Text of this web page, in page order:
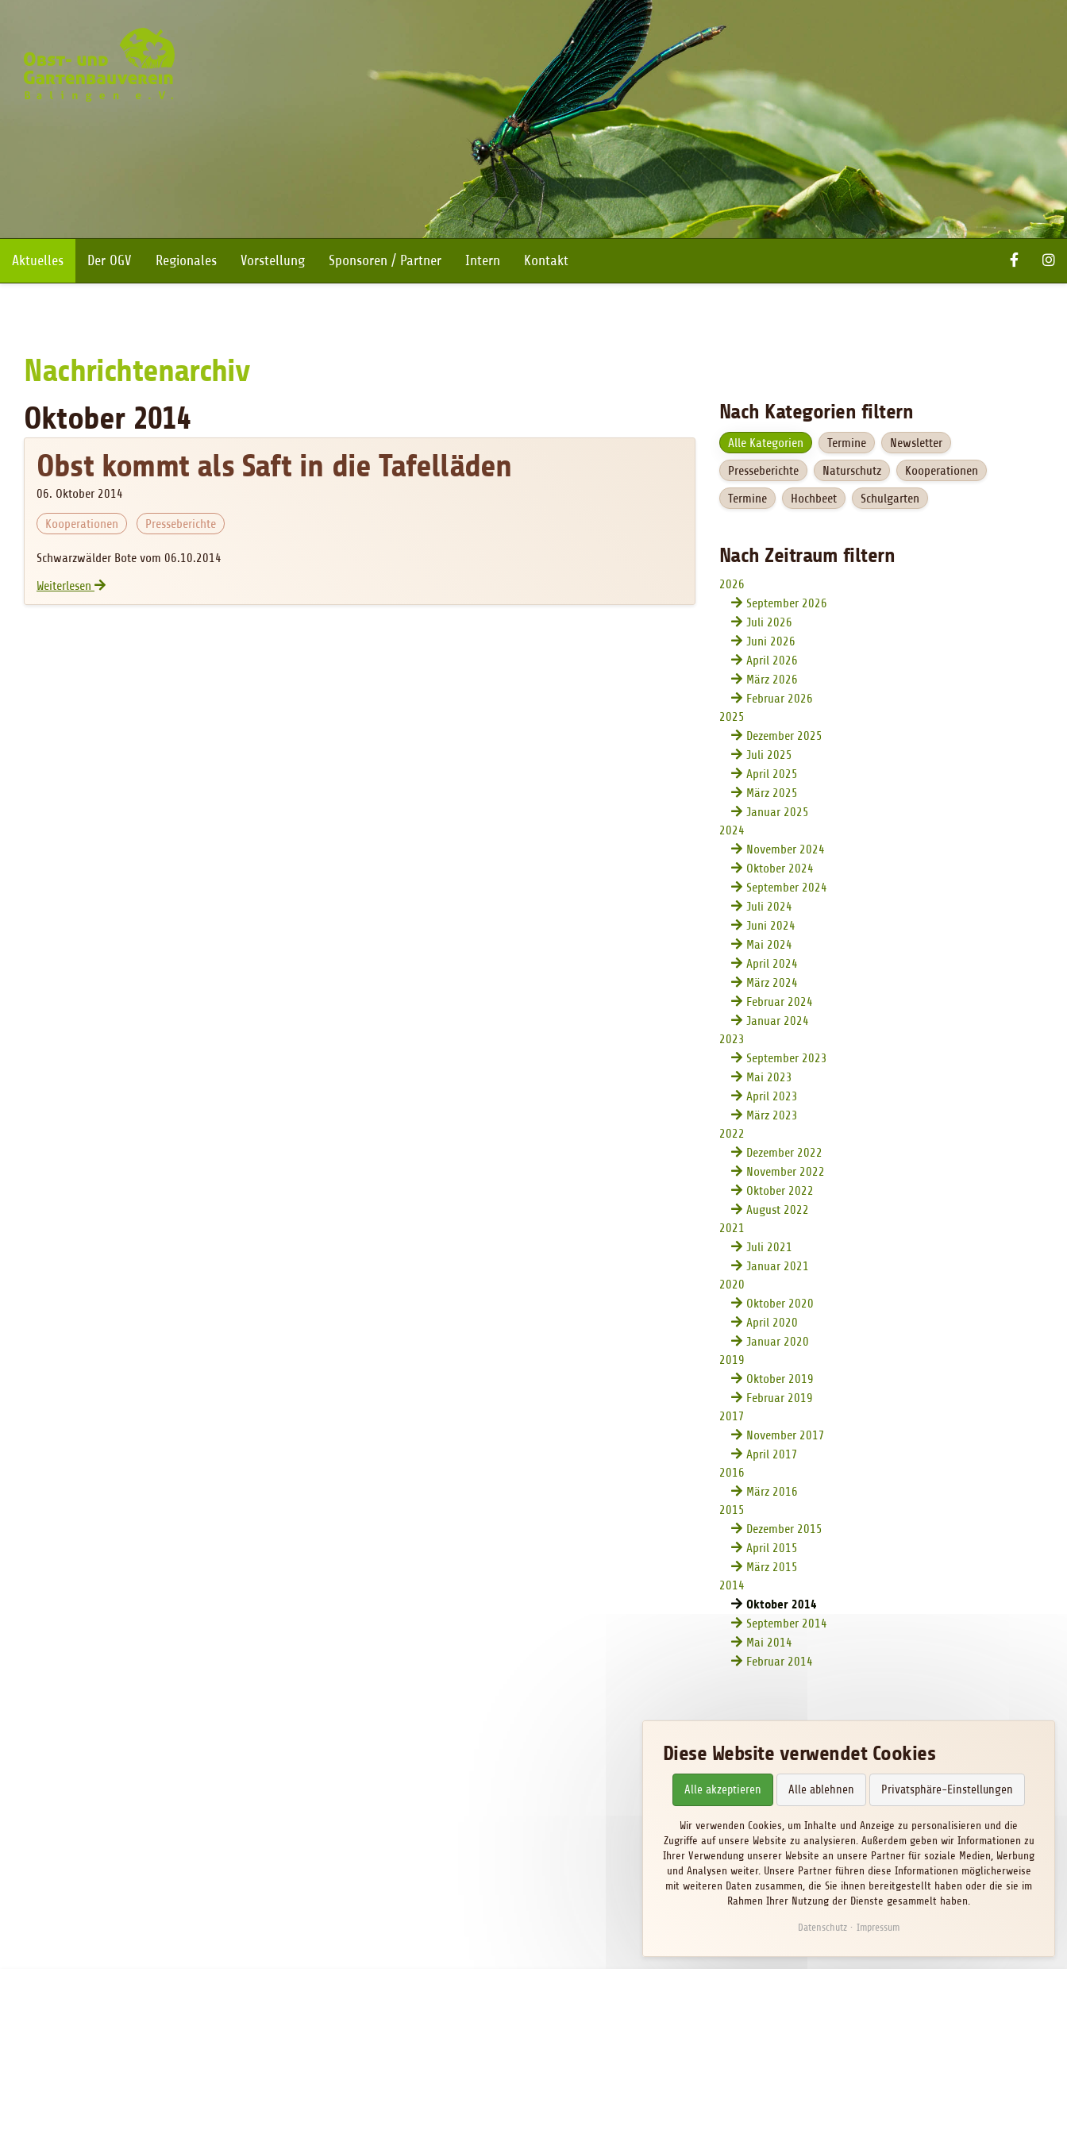
Diese Website verwendet Cookies
Alle akzeptieren Alle ablehnen Privatsphäre-Einstellungen
Wir verwenden Cookies, um Inhalte und Anzeige zu personalisieren und die
Zugriffe auf unsere Website zu analysieren. Außerdem geben wir Informationen zu
Ihrer Verwendung unserer Website an unsere Partner für soziale Medien, Werbung
und Analysen weiter. Unsere Partner führen diese Informationen möglicherweise
mit weiteren Daten zusammen, die Sie ihnen bereitgestellt haben oder die sie im
Rahmen Ihrer Nutzung der Dienste gesammelt haben.
Datenschutz Impressum
Aktuelles Der OGV Regionales Vorstellung Sponsoren / Partner Intern Kontakt
Nachrichtenarchiv
Nach Kategorien filtern
Alle Kategorien Termine
Newsletter
Presseberichte
Naturschutz
Kooperationen
Termine
Hochbeet Schulgarten
Nach Zeitraum filtern
2026
September 2026
Juli 2026
Juni 2026
April 2026
März 2026
Februar 2026
2025
Dezember 2025
Juli 2025
April 2025
März 2025
Januar 2025
2024
November 2024
Oktober 2024
September 2024
Juli 2024
Juni 2024
Mai 2024
April 2024
März 2024
Februar 2024
Januar 2024
2023
September 2023
Mai 2023
April 2023
März 2023
2022
Dezember 2022
November 2022
Oktober 2022
August 2022
2021
Juli 2021
Januar 2021
2020
Oktober 2020
April 2020
Januar 2020
2019
Oktober 2019
Februar 2019
2017
November 2017
April 2017
2016
März 2016
2015
Dezember 2015
April 2015
März 2015
2014
Oktober 2014
September 2014
Mai 2014
Februar 2014
Oktober 2014
Obst kommt als Saft in die Tafelläden
06. Oktober 2014
Kooperationen Presseberichte
Schwarzwälder Bote vom 06.10.2014
Weiterlesen
Obst kommt als Saft in die Tafelläden